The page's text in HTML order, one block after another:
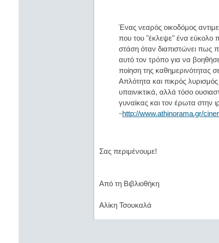
Ένας νεαρός οικοδόμος
που του "έκλεψε" ένα εύκολο
στάση όταν διαπιστώνει πως
αυτό τον τρόπο για να
ποίηση της καθημερινότητας
Απλότητα και πικρός λυρισμός
υπαινικτικά, αλλά τόσο
γυναίκας και τον έρωτα στην
~http://www.athinorama.gr/
Σας περιμένουμε!
Από τη Βιβλιοθήκη
Αλίκη Τσουκαλά